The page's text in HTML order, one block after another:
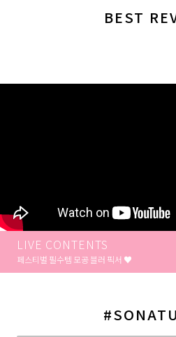
BEST
LIVE CONTENTS
페스티벌 필수템 모공 블러 픽서 ♥